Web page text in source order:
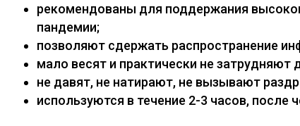
рекомендованы для поддержания
пандемии;
позволяют сдержать распространение
мало весят и практически не затрудняют
не давят, не натирают, не вызывают
используются в течение 2-3 часов,